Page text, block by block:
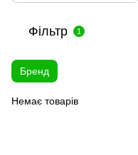
Фільтр 1
Бренд
Немає товарів